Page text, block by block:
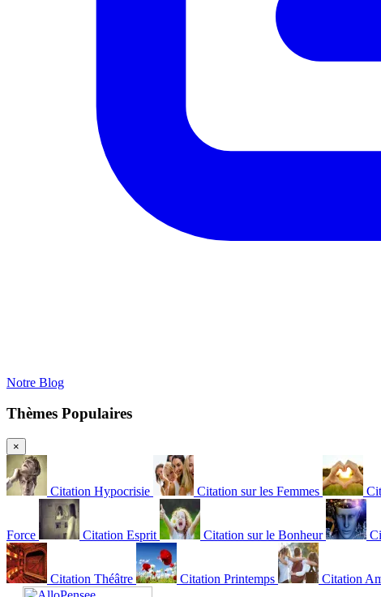
Notre Blog
Thèmes Populaires
×
Citation Hypocrisie Citation sur les Femmes
Force Citation Esprit Citation sur le Bonheur
Citation Théâtre Citation Printemps Citation